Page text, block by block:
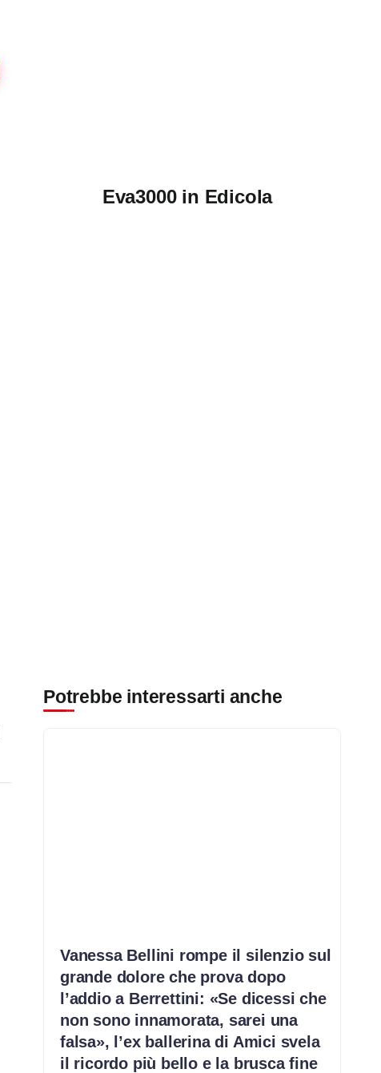
Eva3000 in Edicola
Potrebbe interessarti anche
Vanessa Bellini rompe il silenzio sul
grande dolore che prova dopo
l’addio a Berrettini: «Se dicessi che
non sono innamorata, sarei una
falsa», l’ex ballerina di Amici svela
il ricordo più bello e la brusca fine